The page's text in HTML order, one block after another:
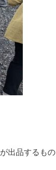
出品するもの